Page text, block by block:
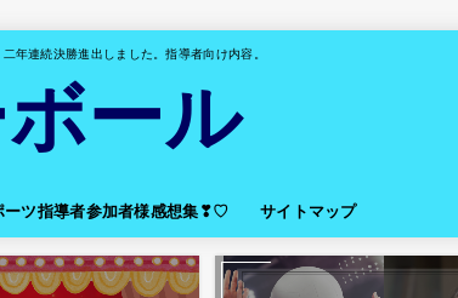
年連続決勝進出しました。指導者向け内容。
ール
ーツ指導者参加者様感想集❣♡ サイトマップ